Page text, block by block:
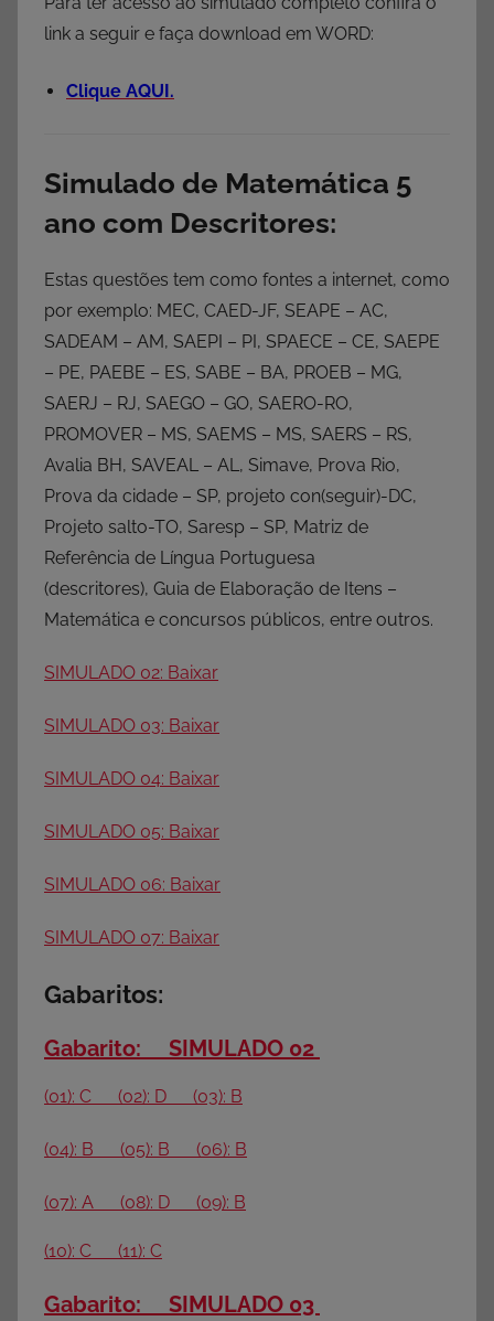
link a seguir e faça download em WORD:
Clique AQUI.
Simulado de Matemática 5
ano com Descritores:
Estas questões tem como fontes a internet, como
por exemplo: MEC, CAED-JF, SEAPE – AC,
SADEAM – AM, SAEPI – PI, SPAECE – CE, SAEPE
– PE, PAEBE – ES, SABE – BA, PROEB – MG,
SAERJ – RJ, SAEGO – GO, SAERO-RO,
PROMOVER – MS, SAEMS – MS, SAERS – RS,
Avalia BH, SAVEAL – AL, Simave, Prova Rio,
Prova da cidade – SP, projeto con(seguir)-DC,
Projeto salto-TO, Saresp – SP, Matriz de
Referência de Língua Portuguesa
(descritores), Guia de Elaboração de Itens –
Matemática e concursos públicos, entre outros.
SIMULADO 02: Baixar
SIMULADO 03: Baixar
SIMULADO 04: Baixar
SIMULADO 05: Baixar
SIMULADO 06: Baixar
SIMULADO 07: Baixar
Gabaritos:
Gabarito: SIMULADO 02
(01): C (02): D (03): B
(04): B (05): B (06): B
(07): A (08): D (09): B
(10): C (11): C
Gabarito: SIMULADO 03